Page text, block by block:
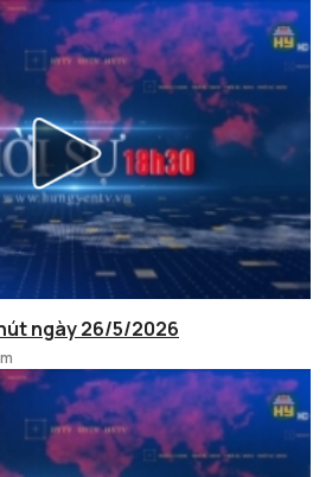
ngày 26/5/2026